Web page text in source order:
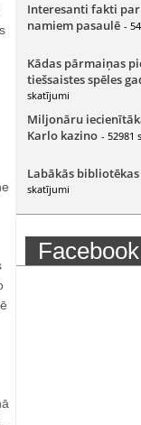
Interesanti fakti
namiem pasaulē -
Kādas pārmaiņas
tiešsaistes spēles
skatījumi
Miljonāru
Karlo kazino - 52981
Labākās
skatījumi
Facebook